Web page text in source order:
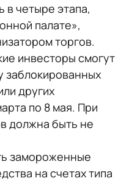
в четыре этапа,
палате»,
торгов.
инвесторы смогут
заблокированных
других
по 8 мая. При
должна быть не
замороженные
на счетах типа